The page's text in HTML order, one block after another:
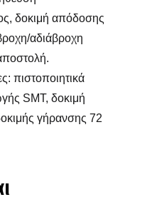
δοκιμή απόδοσης
αδιάβροχη
πιστοποιητικά
SMT, δοκιμή
γήρανσης 72